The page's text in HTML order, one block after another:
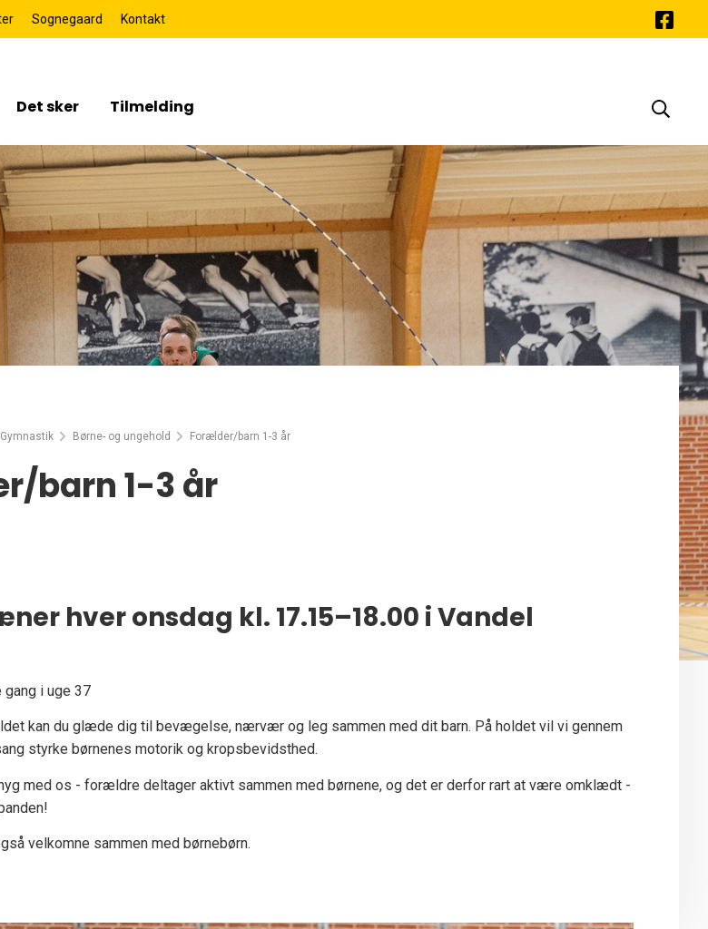
Sognegaard Kontakt
Det sker Tilmelding
Gymnastik Børne- og ungehold Forælder/barn 1-3 år
barn 1-3 år
hver onsdag kl. 17.15–18.00 i Vandel
i uge 37
kan du glæde dig til bevægelse, nærvær og leg sammen med dit barn. På holdet vil vi gennem
styrke børnenes motorik og kropsbevidsthed.
med os - forældre deltager aktivt sammen med børnene, og det er derfor rart at være omklædt -
velkomne sammen med børnebørn.